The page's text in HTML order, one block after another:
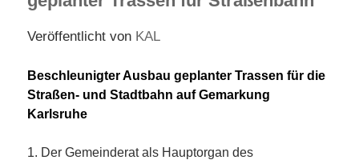
Veröffentlicht von KAL
Beschleunigter Ausbau geplanter Trassen für die
Straßen- und Stadtbahn auf Gemarkung
Karlsruhe
1. Der Gemeinderat als Hauptorgan des